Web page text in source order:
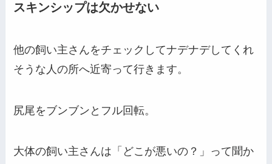
スキンシップは欠かせない
他の飼い主さんをチェックしてナデナデしてくれ
そうな人の所へ近寄って行きます。
尻尾をブンブンとフル回転。
大体の飼い主さんは「どこが悪いの？」って聞か